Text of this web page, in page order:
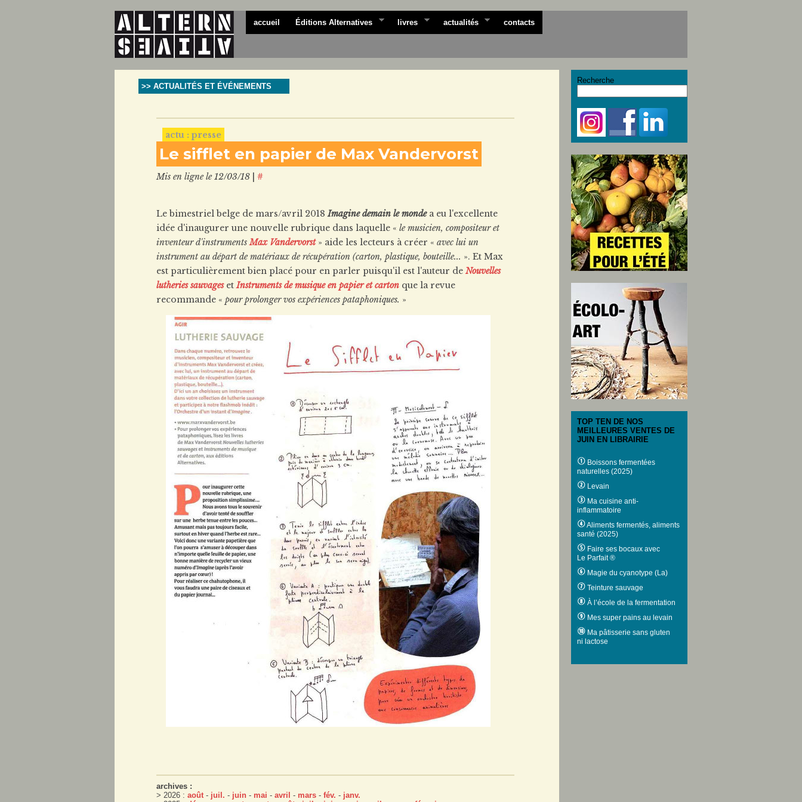
accueil Éditions Alternatives livres actualités contacts
>> ACTUALITÉS ET ÉVÉNEMENTS
actu : presse
Le sifflet en papier de Max Vandervorst
Mis en ligne le 12/03/18 #
Le bimestriel belge de mars/avril 2018Imagine demain le mondea eu l'excellente
idée d'inaugurer une nouvelle rubrique dans laquelle « le musicien, compositeur et
inventeur d'instrumentsMax Vandervorst » aide les lecteurs à créer « avec lui un
instrument au départ de matériaux de récupération (carton, plastique, bouteille... ». Et Max
est particulièrement bien placé pour en parler puisqu'il est l'auteur de Nouvelles
lutheries sauvagesetInstruments de musique en papier et carton que la revue
recommande « pour prolonger vos expériences pataphoniques. »
archives :
> 2026 : août- juil. - juin - mai - avril - mars - fév. - janv.
Recherche
TOP TEN DE NOS
MEILLEURES VENTES DE
JUIN EN LIBRAIRIE
Boissons fermentées
naturelles (2025)
Levain
Ma cuisine anti-
inflammatoire
Aliments fermentés, aliments
santé (2025)
Faire ses bocaux avec
Le Parfait ®
Magie du cyanotype (La)
Teinture sauvage
À l’école de la fermentation
Mes super pains au levain
Ma pâtisserie sans gluten
ni lactose